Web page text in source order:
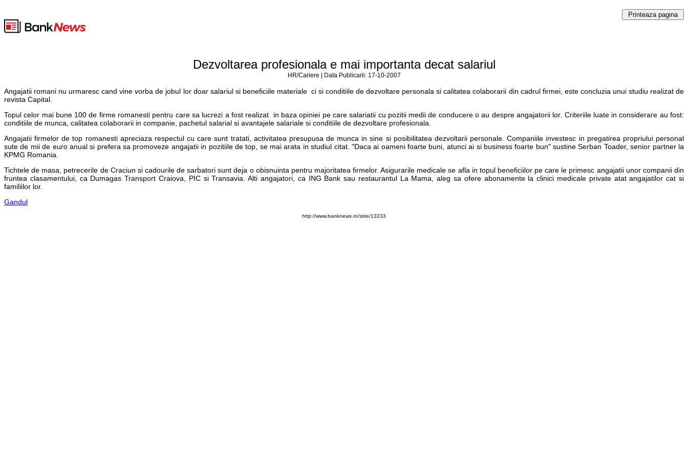
Dezvoltarea profesionala e mai importanta decat salariul
HR/Cariere | Data Publicarii: 17-10-2007
Angajatii romani nu urmaresc cand vine vorba de jobul lor doar salariul si beneficiile materiale ci si conditiile de dezvoltare personala si calitatea cola­borarii din cadrul firmei, este concluzia unui studiu realizat de
revista Capital.
Topul celor mai bune 100 de firme romanesti pentru care sa lucrezi a fost realizat in baza opiniei pe care salariatii cu pozitii medii de conducere o au despre angajatorii lor. Criteriile luate in considerare au fost:
conditiile de munca, calitatea colaborarii in companie, pachetul salarial si avantajele salariale si conditiile de dezvoltare profesionala.
Angajatii firmelor de top romanesti apreciaza respectul cu care sunt tratati, activitatea presupusa de munca in sine si posibilitatea dezvoltarii personale. Companiile investesc in pregatirea propriului personal
sute de mii de euro anual si prefera sa promoveze angajatii in pozitiile de top, se mai arata in studiul citat. "Daca ai oameni foarte buni, atunci ai si business foarte bun" sustine Serban Toader, senior partner la
KPMG Romania.
Tichtele de masa, petrecerile de Craciun si cadourile de sarbatori sunt deja o obisnuinta pentru majoritatea firmelor. Asigurarile medicale se afla in topul beneficiilor pe care le primesc angajatii unor companii din
fruntea clasamentului, ca Dumagas Transport Craiova, PIC si Transavia. Alti angajatori, ca ING Bank sau restaurantul La Mama, aleg sa ofere abonamente la clinici medicale private atat angajatilor cat si
familiilor lor.
Gandul
http://www.banknews.ro/stire/13233